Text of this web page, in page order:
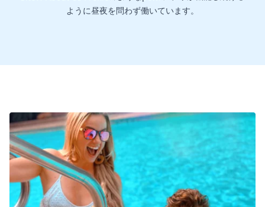
ように昼夜を問わず働いています。